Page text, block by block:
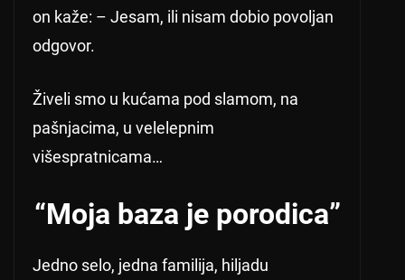
on kaže: – Jesam, ili nisam dobio povoljan
odgovor.
Živeli smo u kućama pod slamom, na
pašnjacima, u velelepnim
višespratnicama…
“Moja baza je porodica”
Jedno selo, jedna familija, hiljadu